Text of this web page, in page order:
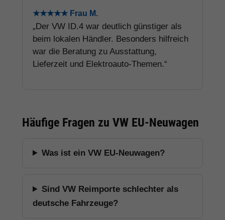
★★★★★ Frau M.
„Der VW ID.4 war deutlich günstiger als
beim lokalen Händler. Besonders hilfreich
war die Beratung zu Ausstattung,
Lieferzeit und Elektroauto-Themen.“
Häufige Fragen zu VW EU-Neuwagen
Was ist ein VW EU-Neuwagen?
Sind VW Reimporte schlechter als
deutsche Fahrzeuge?